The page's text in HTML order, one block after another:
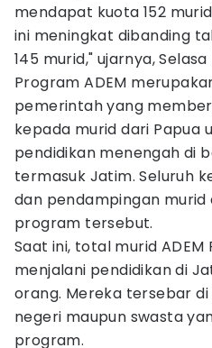
mendapat kuota 152
ini meningkat dibanding
145 murid," ujarnya,
Program ADEM
pemerintah yang
kepada murid dari Papua
pendidikan menengah di
termasuk Jatim. Seluruh
dan pendampingan
program tersebut.
Saat ini, total murid ADEM
menjalani pendidikan di
orang. Mereka tersebar di
negeri maupun swasta
program.